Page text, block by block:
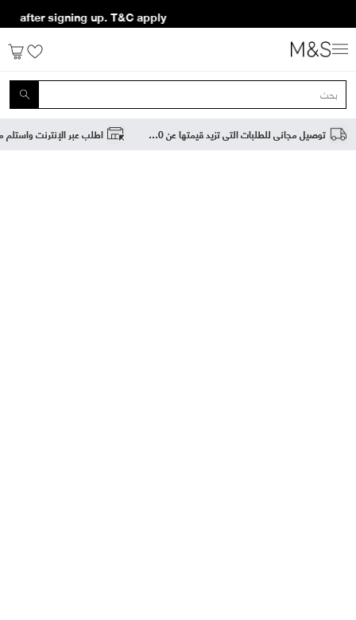
signing up. T&C apply*
توصيل مجاني للطلبات التي تزيد قيمتها عن 200 درهم